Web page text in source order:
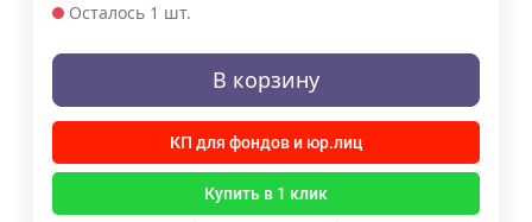
Осталось 1 шт.
В корзину
КП для фондов и юр.лиц
Купить в 1 клик